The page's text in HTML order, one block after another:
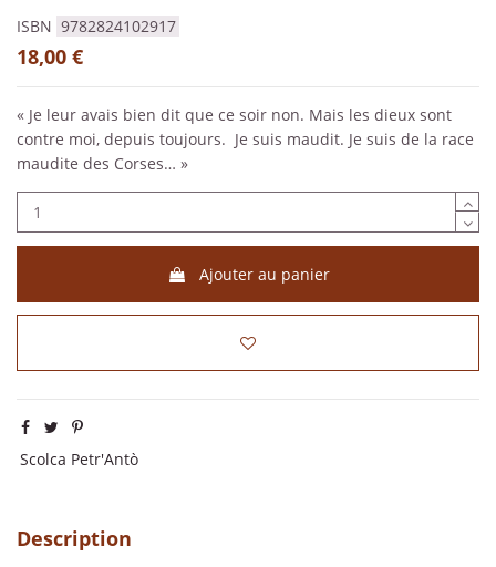
ISBN 9782824102917
18,00 €
« Je leur avais bien dit que ce soir non. Mais les dieux sont
contre moi, depuis toujours. Je suis maudit. Je suis de la race
maudite des Corses… »
Ajouter au panier
Scolca Petr'Antò
Description